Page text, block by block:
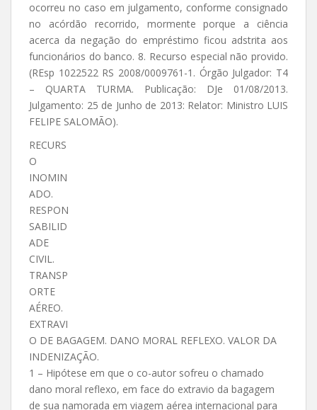
ocorreu no caso em julgamento, conforme consignado
no acórdão recorrido, mormente porque a ciência
acerca da negação do empréstimo ficou adstrita aos
funcionários do banco. 8. Recurso especial não provido.
(REsp 1022522 RS 2008/0009761-1. Órgão Julgador: T4
– QUARTA TURMA. Publicação: DJe 01/08/2013.
Julgamento: 25 de Junho de 2013: Relator: Ministro LUIS
FELIPE SALOMÃO).
RECURS
O
INOMIN
ADO.
RESPON
SABILID
ADE
CIVIL.
TRANSP
ORTE
AÉREO.
EXTRAVI
O DE BAGAGEM. DANO MORAL REFLEXO. VALOR DA
INDENIZAÇÃO.
1 – Hipótese em que o co-autor sofreu o chamado
dano moral reflexo, em face do extravio da bagagem
de sua namorada em viagem aérea internacional para